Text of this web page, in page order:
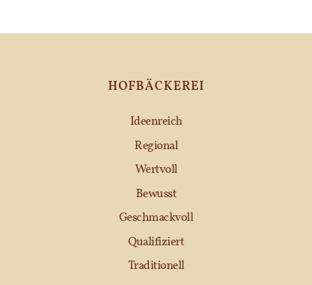
HOFBÄCKEREI
Ideenreich
Regional
Wertvoll
Bewusst
Geschmackvoll
Qualifiziert
Traditionell